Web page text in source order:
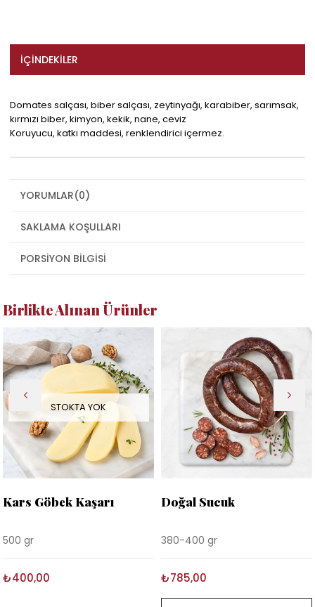
İÇINDEKILER
Domates salçası, biber salçası, zeytinyağı, karabiber, sarımsak,
kırmızı biber, kimyon, kekik, nane, ceviz
Koruyucu, katkı maddesi, renklendirici içermez.
YORUMLAR(0)
SAKLAMA KOŞULLARI
PORSIYON BILGISI
Birlikte Alınan Ürünler
STOKTA YOK
Kars Göbek Kaşarı
500 gr
₺400,00
Doğal Sucuk
380-400 gr
₺785,00